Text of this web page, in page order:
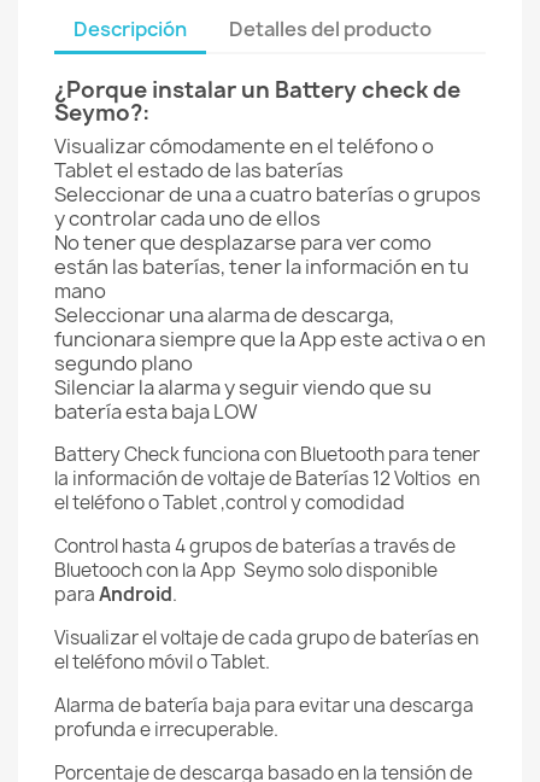
Descripción Detalles del producto
¿Porque instalar un Battery check de
Seymo?:
Visualizar cómodamente en el teléfono o
Tablet el estado de las baterías
Seleccionar de una a cuatro baterías o grupos
y controlar cada uno de ellos
No tener que desplazarse para ver como
están las baterías, tener la información en tu
mano
Seleccionar una alarma de descarga,
funcionara siempre que la App este activa o en
segundo plano
Silenciar la alarma y seguir viendo que su
batería esta baja LOW
Battery Check funciona con Bluetooth para tener
la información de voltaje de Baterías 12 Voltios en
el teléfono o Tablet ,control y comodidad
Control hasta 4 grupos de baterías a través de
Bluetooch con la App Seymo solo disponible
paraAndroid.
Visualizar el voltaje de cada grupo de baterías en
el teléfono móvil o Tablet.
Alarma de batería baja para evitar una descarga
profunda e irrecuperable.
Porcentaje de descarga basado en la tensión de